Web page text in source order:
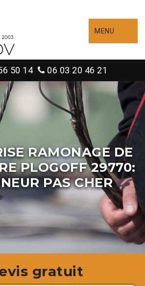
MENU
50 14 06 03 20 46 21
RAMONAGE DE
PLOGOFF 29770:
PAS CHER
gratuit